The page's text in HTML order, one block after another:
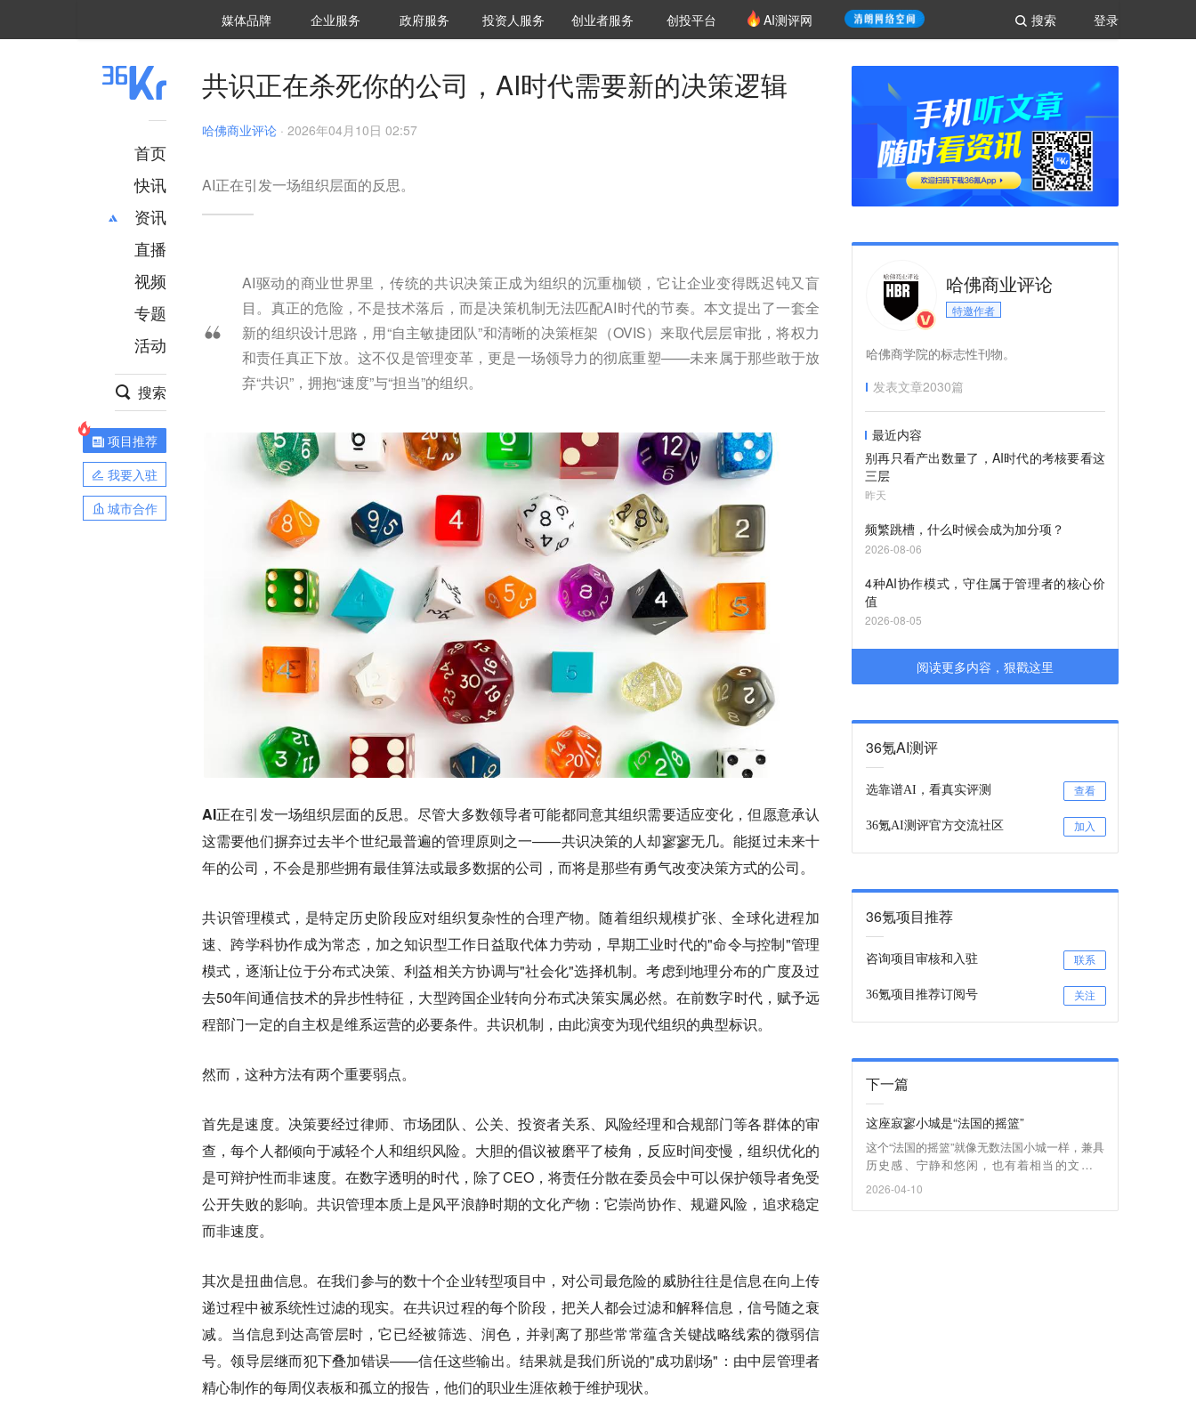
登录
搜索
媒体品牌 36Kr研究院
企业服务 城市之窗
政府服务 VClub投资机构库
投资机构职位推介
投资人服务 创投氪堂
创业者服务 创投平台 AI测评网
首页
快讯
资讯
推荐
财经
项目推荐
安徽
直播
视频
专题
活动
搜索
项目推荐
我要入驻
城市合作
共识正在杀死你的公司，AI时代需要新的决策逻辑
哈佛商业评论 · 2026年04月10日 02:57
AI正在引发一场组织层面的反思。
AI驱动的商业世界里，传统的共识决策正成为组织的沉重枷锁，它让企业变得既迟钝又盲
目。真正的危险，不是技术落后，而是决策机制无法匹配AI时代的节奏。本文提出了一套全
新的组织设计思路，用“自主敏捷团队”和清晰的决策框架（OVIS）来取代层层审批，将权力
和责任真正下放。这不仅是管理变革，更是一场领导力的彻底重塑——未来属于那些敢于放
弃“共识”，拥抱“速度”与“担当”的组织。
AI正在引发一场组织层面的反思。尽管大多数领导者可能都同意其组织需要适应变化，但愿意承认
这需要他们摒弃过去半个世纪最普遍的管理原则之一——共识决策的人却寥寥无几。能挺过未来十
年的公司，不会是那些拥有最佳算法或最多数据的公司，而将是那些有勇气改变决策方式的公司。
共识管理模式，是特定历史阶段应对组织复杂性的合理产物。随着组织规模扩张、全球化进程加
速、跨学科协作成为常态，加之知识型工作日益取代体力劳动，早期工业时代的"命令与控制"管理
模式，逐渐让位于分布式决策、利益相关方协调与"社会化"选择机制。考虑到地理分布的广度及过
去50年间通信技术的异步性特征，大型跨国企业转向分布式决策实属必然。在前数字时代，赋予远
程部门一定的自主权是维系运营的必要条件。共识机制，由此演变为现代组织的典型标识。
然而， 这种方法有两个重要弱点。
首先是速度。 决策要经过律师、市场团队、公关、投资者关系、风险经理和合规部门等各群体的审
查，每个人都倾向于减轻个人和组织风险。大胆的倡议被磨平了棱角，反应时间变慢，组织优化的
是可辩护性而非速度。在数字透明的时代，除了CEO，将责任分散在委员会中可以保护领导者免受
公开失败的影响。共识管理本质上是风平浪静时期的文化产物：它崇尚协作、规避风险，追求稳定
而非速度。
其次是扭曲信息。在我们参与的数十个企业转型项目中，对公司最危险的威胁往往是信息在向上传
递过程中被系统性过滤的现实。在共识过程的每个阶段，把关人都会过滤和解释信息，信号随之衰
减。当信息到达高管层时，它已经被筛选、润色，并剥离了那些常常蕴含关键战略线索的微弱信
号。领导层继而犯下叠加错误——信任这些输出。结果就是我们所说的"成功剧场"：由中层管理者
精心制作的每周仪表板和孤立的报告，他们的职业生涯依赖于维护现状。
哈佛商业评论
特邀作者
哈佛商学院的标志性刊物。
发表文章2030篇
最近内容
别再只看产出数量了，AI时代的考核要看这
三层
昨天
频繁跳槽，什么时候会成为加分项？
2026-08-06
4种AI协作模式，守住属于管理者的核心价
值
2026-08-05
阅读更多内容，狠戳这里
36氪AI测评
选靠谱AI，看真实评测 查看
36氪AI测评官方交流社区 加入
36氪项目推荐
咨询项目审核和入驻 联系
36氪项目推荐订阅号 关注
下一篇
这座寂寥小城是“法国的摇篮”
这个“法国的摇篮”就像无数法国小城一样，兼具
历史感、宁静和悠闲，也有着相当的文化活
力。
2026-04-10